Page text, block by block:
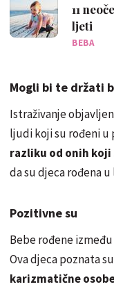
11
ljeti
BEBA
Mogli bi te držati
Istraživanje
ljudi koji su rođeni
razliku od onih
da su djeca rođena
Pozitivne su
Bebe rođene
Ova djeca poznata
karizmatične